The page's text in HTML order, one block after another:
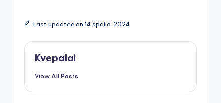
Last updated on 14 spalio, 2024
Kvepalai
View All Posts